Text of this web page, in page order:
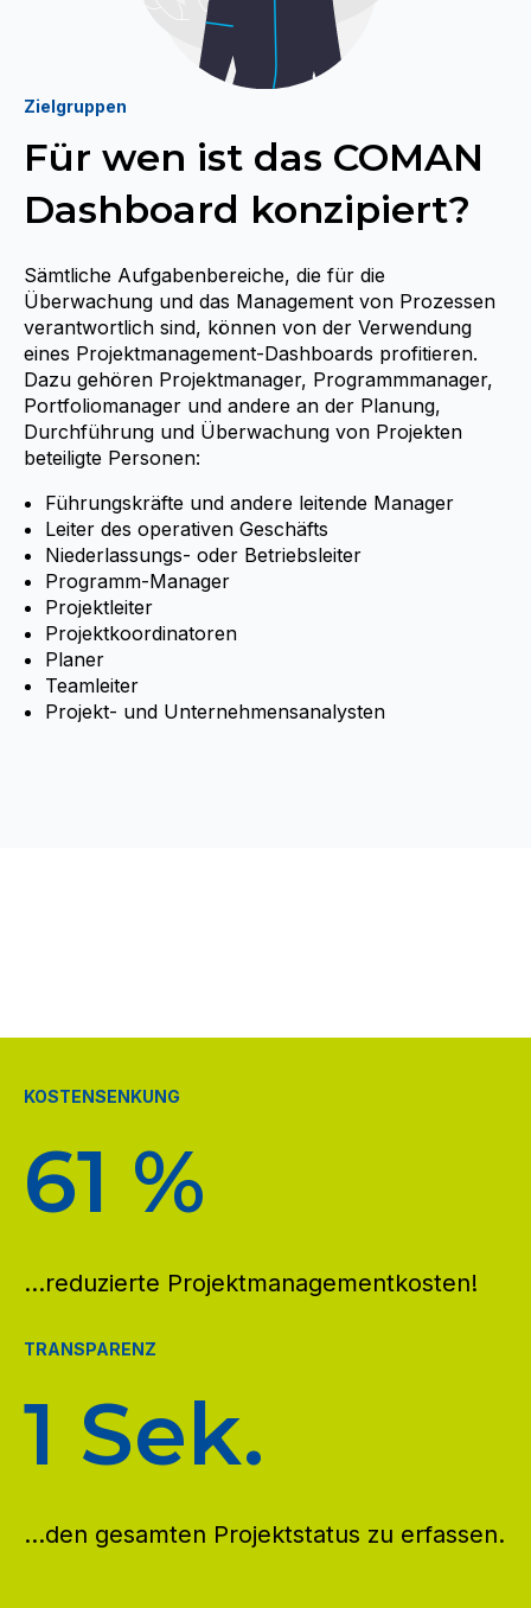
Zielgruppen
Für wen ist das COMAN
Dashboard konzipiert?
Sämtliche Aufgabenbereiche, die für die
Überwachung und das Management von Prozessen
verantwortlich sind, können von der Verwendung
eines Projektmanagement-Dashboards profitieren.
Dazu gehören Projektmanager, Programmmanager,
Portfoliomanager und andere an der Planung,
Durchführung und Überwachung von Projekten
beteiligte Personen:
Führungskräfte und andere leitende Manager
Leiter des operativen Geschäfts
Niederlassungs- oder Betriebsleiter
Programm-Manager
Projektleiter
Projektkoordinatoren
Planer
Teamleiter
Projekt- und Unternehmensanalysten
KOSTENSENKUNG
61 %
...reduzierte Projektmanagement­kosten!
TRANSPARENZ
1 Sek.
...den gesamten Projektstatus zu erfassen.